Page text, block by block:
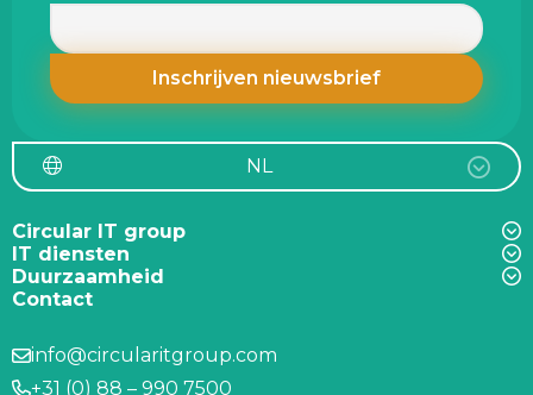
NL
Circular IT group
IT diensten
Duurzaamheid
Contact
info@circularitgroup.com
+31 (0) 88 – 990 7500